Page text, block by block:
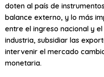
doten al país de
balance externo, y lo más
entre el ingreso nacional y
industria, subsidiar las
intervenir el mercado
monetaria.